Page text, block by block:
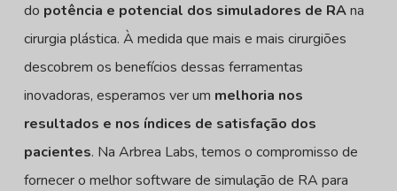
do potência e potencial dos simuladores de RAna
cirurgia plástica. À medida que mais e mais cirurgiões
descobrem os benefícios dessas ferramentas
inovadoras, esperamos ver um melhoria nos
resultados e nos índices de satisfação dos
pacientes. Na Arbrea Labs, temos o compromisso de
fornecer o melhor software de simulação de RA para